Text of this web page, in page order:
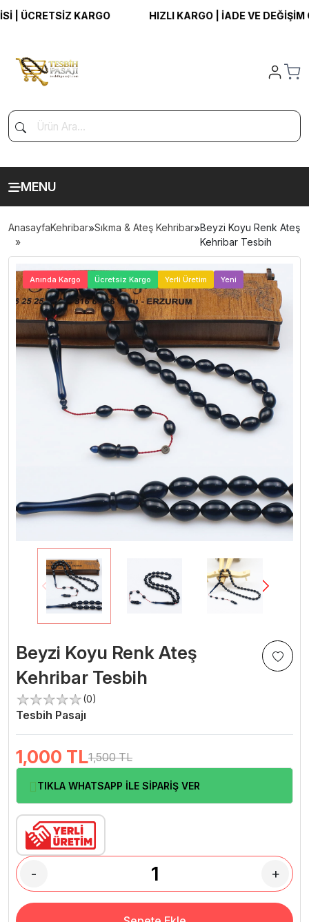
KARGO HIZLI KARGO | İADE VE DEĞİŞİM
MENU
AnasayfaKehribar»Sıkma & Ateş Kehribar»Beyzi Koyu Renk Ateş
Kehribar Tesbih
Anında Kargo Ücretsiz Kargo Yerli Üretim Yeni
Beyzi Koyu Renk Ateş
Kehribar Tesbih
(0)
Tesbih Pasajı
1,000 TL1,500 TL
TIKLA WHATSAPP İLE SİPARİŞ VER
- +